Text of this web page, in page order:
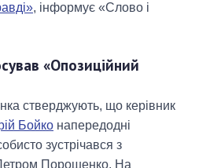
, інформує «Слово і
«Опозиційний
стверджують, що керівник
Бойко напередодні
зустрічався з
Порошенко. На